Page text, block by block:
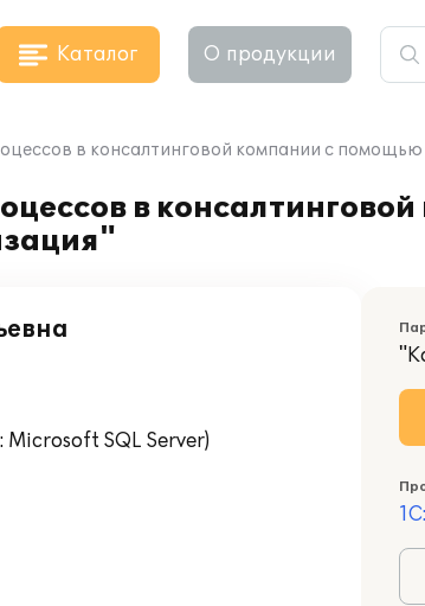
Каталог О продукции
в консалтинговой компании с
в
SQL Server)